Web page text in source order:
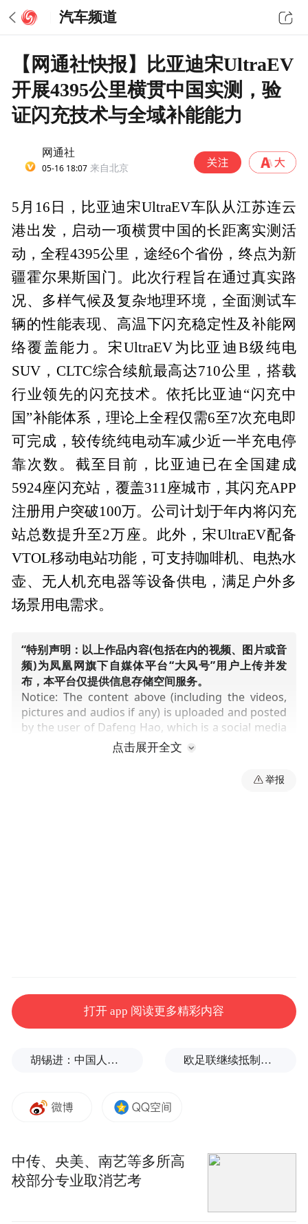
汽车频道
【网通社快报】比亚迪宋UltraEV
开展4395公里横贯中国实测，验
证闪充技术与全域补能能力
网通社
05-16 18:07 来自北京
5月16日，比亚迪宋UltraEV车队从江苏连云
港出发，启动一项横贯中国的长距离实测活
动，全程4395公里，途经6个省份，终点为新
疆霍尔果斯国门。此次行程旨在通过真实路
况、多样气候及复杂地理环境，全面测试车
辆的性能表现、高温下闪充稳定性及补能网
络覆盖能力。宋UltraEV为比亚迪B级纯电
SUV，CLTC综合续航最高达710公里，搭载
行业领先的闪充技术。依托比亚迪“闪充中
国”补能体系，理论上全程仅需6至7次充电即
可完成，较传统纯电动车减少近一半充电停
靠次数。截至目前，比亚迪已在全国建成
5924座闪充站，覆盖311座城市，其闪充APP
注册用户突破100万。公司计划于年内将闪充
站总数提升至2万座。此外，宋UltraEV配备
VTOL移动电站功能，可支持咖啡机、电热水
壶、无人机充电器等设备供电，满足户外多
场景用电需求。
“特别声明：以上作品内容(包括在内的视频、图片或音
频)为凤凰网旗下自媒体平台“大风号”用户上传并发
布，本平台仅提供信息存储空间服务。
Notice: The content above (including the videos,
pictures and audios if any) is uploaded and posted
by the user of Dafeng Hao, which is a social media
platform and merely provides information storage
点击展开全文
举报
打开 app 阅读更多精彩内容
胡锡进：中国人到了改变观念的时候，不要把自己搞得太苦 欧足联继续抵制世界杯，因凡蒂诺能熬到“点球大战”吗？
中传、央美、南艺等多所高
校部分专业取消艺考